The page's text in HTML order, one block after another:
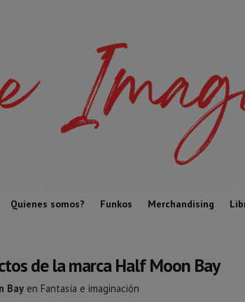
Quienes somos? Funkos Merchandising
de la marca Half Moon Bay
Bay en Fantasía e imaginación